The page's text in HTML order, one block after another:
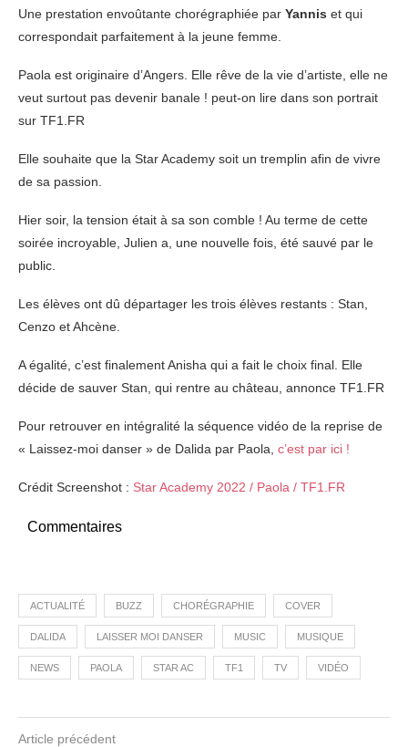
Une prestation envoûtante chorégraphiée par Yannis et qui
correspondait parfaitement à la jeune femme.
Paola est originaire d’Angers. Elle rêve de la vie d’artiste, elle ne
veut surtout pas devenir banale ! peut-on lire dans son portrait
sur TF1.FR
Elle souhaite que la Star Academy soit un tremplin afin de vivre
de sa passion.
Hier soir, la tension était à sa son comble ! Au terme de cette
soirée incroyable, Julien a, une nouvelle fois, été sauvé par le
public.
Les élèves ont dû départager les trois élèves restants : Stan,
Cenzo et Ahcène.
A égalité, c’est finalement Anisha qui a fait le choix final. Elle
décide de sauver Stan, qui rentre au château, annonce TF1.FR
Pour retrouver en intégralité la séquence vidéo de la reprise de
« Laissez-moi danser » de Dalida par Paola, c’est par ici !
Crédit Screenshot : Star Academy 2022 / Paola / TF1.FR
Commentaires
ACTUALITÉ BUZZ CHORÉGRAPHIE COVER
DALIDA LAISSER MOI DANSER MUSIC MUSIQUE
NEWS PAOLA STAR AC TF1 TV VIDÉO
Article précédent